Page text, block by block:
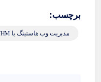
برچسب:
مدیریت وب هاستینگ یا WHM چیست؟